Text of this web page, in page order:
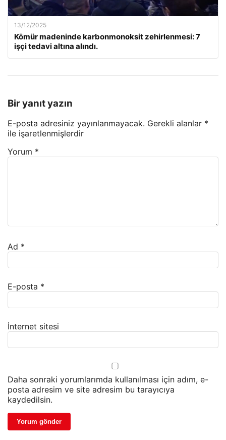
13/12/2025
Kömür madeninde karbonmonoksit zehirlenmesi: 7
işçi tedavi altına alındı.
Bir yanıt yazın
E-posta adresiniz yayınlanmayacak. Gerekli alanlar *
ile işaretlenmişlerdir
Yorum *
Ad *
E-posta *
İnternet sitesi
Daha sonraki yorumlarımda kullanılması için adım, e-
posta adresim ve site adresim bu tarayıcıya
kaydedilsin.